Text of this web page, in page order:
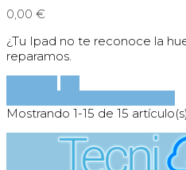
0,00 €
¿Tu Ipad no te reconoce la
reparamos.
Mostrando 1-15 de 15 artículo(s)